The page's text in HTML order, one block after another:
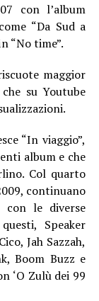
con l’album
“Da Sud a
“No time”.
maggior
che su Youtube
“In viaggio”,
album e che
Col quarto
continuano
con le diverse
Speaker
Jah Sazzah,
Boom Buzz e
‘O Zulù dei 99